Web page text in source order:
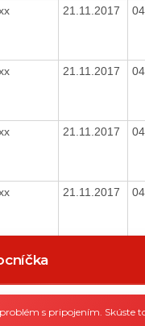
21.11.2017
21.11.2017
21.11.2017
21.11.2017
07.11.2017
s pripojením. Skúste